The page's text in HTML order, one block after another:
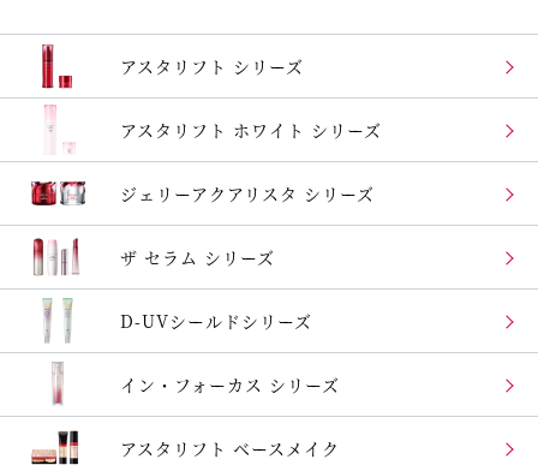
アスタリフト シリーズ
アスタリフト ホワイト シリーズ
ジェリーアクアリスタ シリーズ
ザ セラム シリーズ
D-UVシールドシリーズ
イン・フォーカス シリーズ
アスタリフト ベースメイク